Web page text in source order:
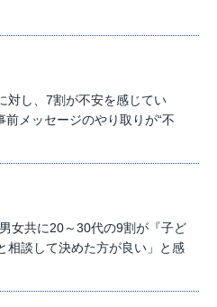
対し、7割が不安を感じてい
メッセージのやり取りが“不
女共に20～30代の9割が『子ど
相談して決めた方が良い」と感